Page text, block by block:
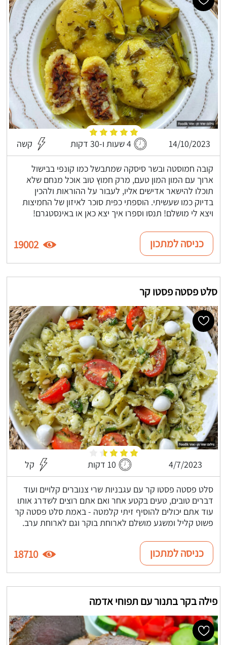
14/10/2023 4 שעות ו-30 דקות קשה
קובה חמוסטה ובשר סיסקה שמתבשל כמו קונפי בבישול
ארוך עם המון המון טעם, מרק חמוץ טוב אוכל מנחם שלא
תוכלו להישאר אדישים אליו, לעבור על ההוראות ולהכין
בדיוק כמו שעשיתי. הוספתי כפית סוכר לאיזון של החמיצות
ויצא לי מושלם! תנסו וספרו איך יצא כאן או באינסטגרם!
כניסה למתכון 19002
סלט פסטה פסטו קר
4/7/2023 10 דקות קל
סלט פסטה פסטו קר עם עגבניות שרי צנוברים קלויים ועוד
דברים טובים, טעים בקטע אחר ואם אתם רוצים לשדרג אותו
עוד אתם יכולים להוסיף זיתי קלמטה - באמת סלט פסטה קר
פשוט קליל ומשגע מושלם לארוחת בוקר וגם לארוחת ערב.
כניסה למתכון 18710
פילה בקר בתנור עם תפוחי אדמה